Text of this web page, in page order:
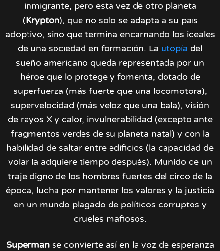
inmigrante, pero esta vez de otro planeta
(Krypton), que no solo se adapta a su país
adoptivo, sino que termina encarnando los ideales
de una sociedad en formación. La utopía del
sueño americano queda representada por un
héroe que lo protege y fomenta, dotado de
superfuerza (más fuerte que una locomotora),
supervelocidad (más veloz que una bala), visión
de rayos X y calor, invulnerabilidad (excepto ante
fragmentos verdes de su planeta natal) y con la
habilidad de saltar entre edificios (la capacidad de
volar la adquiere tiempo después). Munido de un
traje digno de los hombres fuertes del circo de la
época, lucha por mantener los valores y la justicia
en un mundo plagado de políticos corruptos y
crueles mafiosos.
Supermanse convierte así en la voz de esperanza